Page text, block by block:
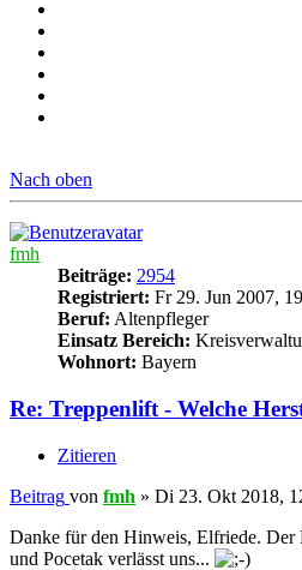
Nach oben
fmh
Beiträge: 2954
Registriert: Fr 29. Jun 2007,
Beruf: Altenpfleger
Einsatz Bereich:
Wohnort: Bayern
Re: Treppenlift - Welche
Zitieren
Beitrag von fmh » Di 23. Okt 2018,
Danke für den Hinweis, Elfriede.
und Pocetak verlässt uns...